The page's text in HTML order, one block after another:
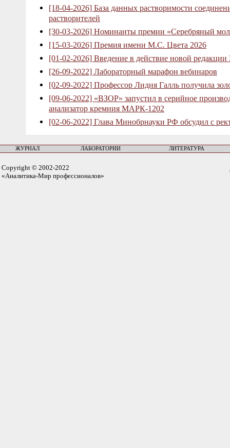
[18-04-2026] База данных растворимости
растворителей
[30-03-2026] Номинанты премии «Серебряный
[15-03-2026] Премия имени М.С. Цвета 2026
[01-02-2026] Введение в действие новой
[26-09-2022] Лабораторный марафон вебинаров
[02-09-2022] Профессор Лидия Галль получила
[09-06-2022] «ВЗОР» запустил в серийное
анализатор кремния МАРК-1202
[02-06-2022] Глава Минобрнауки РФ обсудил с
ЖУРНАЛ ЛАБОРАТОРИИ ЛИТЕРАТУРА
Copyright © 2002-2022
«Аналитика-Мир профессионалов»